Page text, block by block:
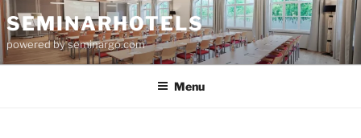
Skip
to
content
SEMINARHOTELS
powered by seminargo.com
Menu